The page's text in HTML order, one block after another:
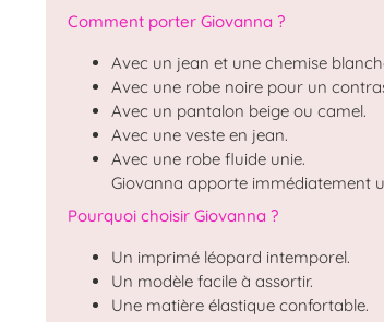
Comment porter Giovanna ?
Avec un jean et une chemise
Avec une robe noire pour un
Avec un pantalon beige ou camel.
Avec une veste en jean.
Avec une robe fluide unie.
Giovanna apporte immédiatement
Pourquoi choisir Giovanna ?
Un imprimé léopard intemporel.
Un modèle facile à assortir.
Une matière élastique confortable.